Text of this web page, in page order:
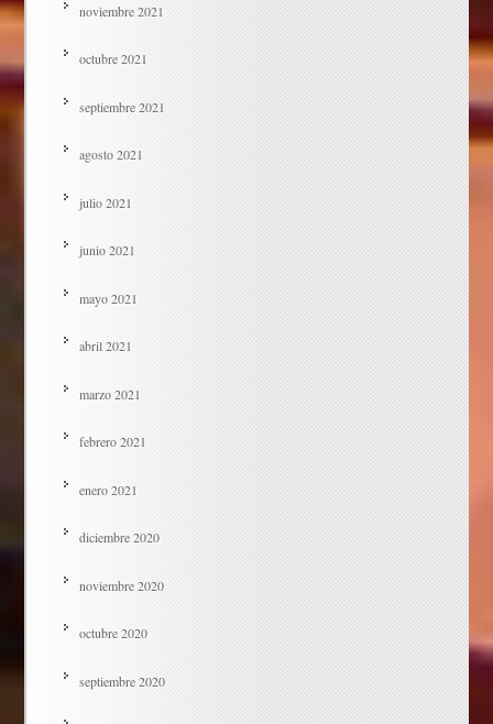
noviembre 2021
octubre 2021
septiembre 2021
agosto 2021
julio 2021
junio 2021
mayo 2021
abril 2021
marzo 2021
febrero 2021
enero 2021
diciembre 2020
noviembre 2020
octubre 2020
septiembre 2020